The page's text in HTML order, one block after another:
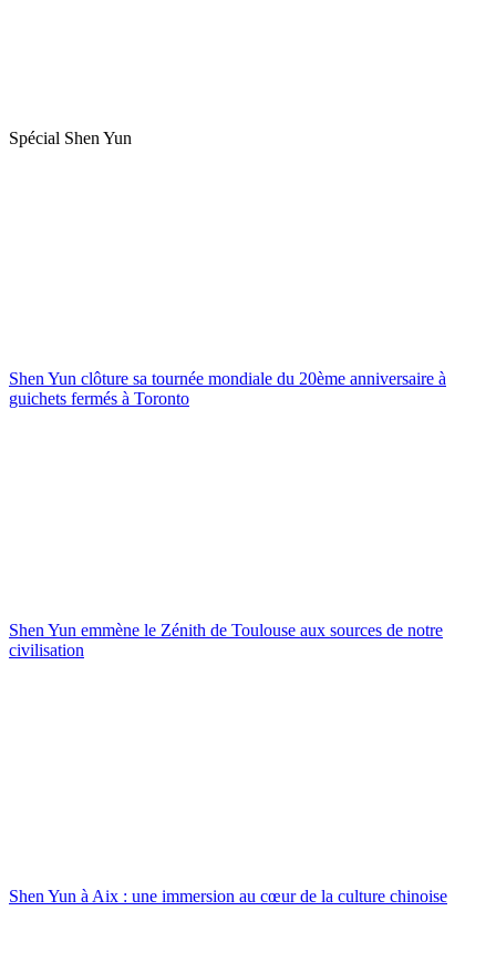
Spécial Shen Yun
Shen Yun clôture sa tournée mondiale du 20ème anniversaire à
guichets fermés à Toronto
Shen Yun emmène le Zénith de Toulouse aux sources de notre
civilisation
Shen Yun à Aix : une immersion au cœur de la culture chinoise